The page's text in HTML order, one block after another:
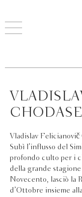
Vladislav Felicianovič
Subì l’influsso del
profondo culto per i
della grande
Novecento, lasciò la
d’Ottobre insieme